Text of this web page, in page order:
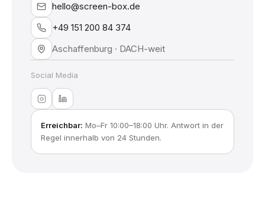
hello@screen-box.de
+49 151 200 84 374
Aschaffenburg · DACH-weit
Social Media
Erreichbar: Mo–Fr 10:00–18:00 Uhr. Antwort in der
Regel innerhalb von 24 Stunden.